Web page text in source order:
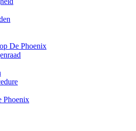
De Phoenix
Phoenix